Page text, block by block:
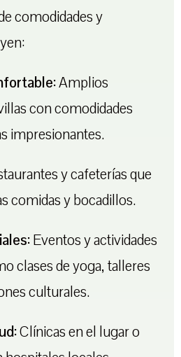
comodidades y
Amplios
con comodidades
impresionantes.
y cafeterías que
comidas y bocadillos.
Eventos y actividades
clases de yoga, talleres
culturales.
Clínicas en el lugar o